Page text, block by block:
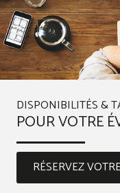
DISPONIBILITÉS &
POUR VOTRE
RÉSERVEZ